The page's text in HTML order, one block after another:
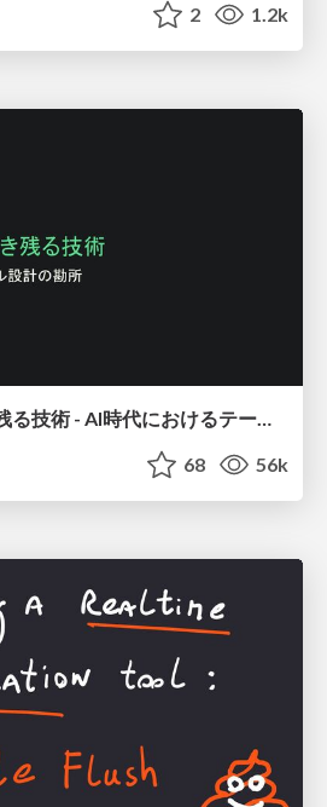
2 1.2k
DBのスキルで生き残る技術 - AI時代におけるテーブル設計の勘所
68 56k